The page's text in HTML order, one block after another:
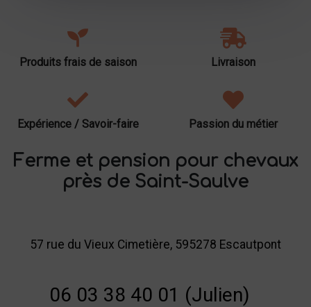
Produits frais de saison Livraison
Expérience / Savoir-faire Passion du métier
Ferme et pension pour chevaux
près de Saint-Saulve
57 rue du Vieux Cimetière, 595278 Escautpont
06 03 38 40 01 (Julien)